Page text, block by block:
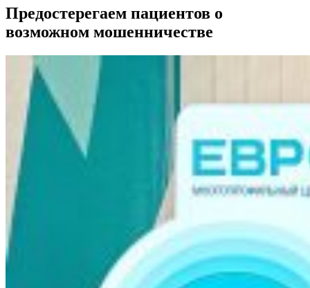
Предостерегаем пациентов о
возможном мошенничестве